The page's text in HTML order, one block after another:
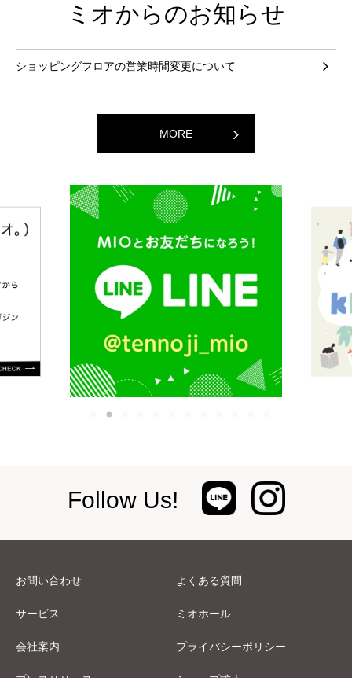
ミオからのお知らせ
ショッピングフロアの営業時間変更について
MORE
Follow Us!
お問い合わせ よくある質問
サービス ミオホール
会社案内 プライバシーポリシー